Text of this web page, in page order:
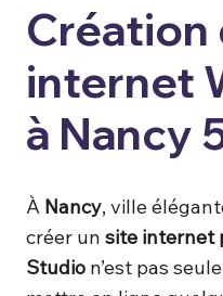
Création
internet
à Nancy
À Nancy, ville
créer un site internet
Studio n’est pas